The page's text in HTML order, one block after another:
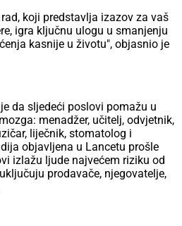
koji predstavlja izazov za vaš
igra ključnu ulogu u smanjenju
kasnije u životu", objasnio je
da sljedeći poslovi pomažu u
menadžer, učitelj, odvjetnik,
liječnik, stomatolog i
objavljena u Lancetu prošle
izlažu ljude najvećem riziku od
prodavače, njegovatelje,